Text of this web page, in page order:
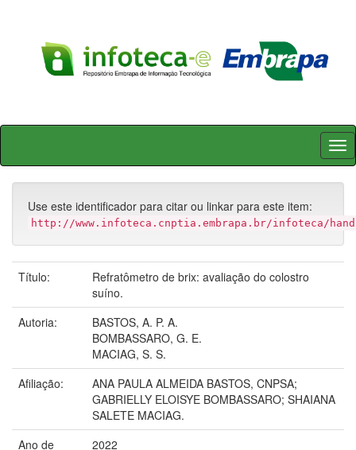
Skip
Use este identificador para citar ou linkar para este item:
http://www.infoteca.cnptia.embrapa.br/infoteca/
Título:
Refratômetro de brix: avaliação do colostro
suíno.
Autoria:
BASTOS, A. P. A.
BOMBASSARO, G. E.
MACIAG, S. S.
Afiliação:
ANA PAULA ALMEIDA BASTOS, CNPSA;
GABRIELLY ELOISYE BOMBASSARO; SHAIANA
SALETE MACIAG.
Ano de
2022